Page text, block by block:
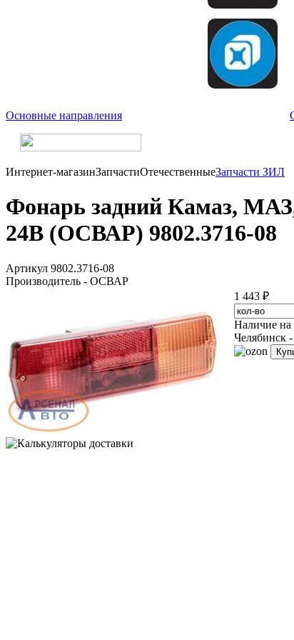
Основные направления
Интернет-магазинЗапчастиОтечественныеЗапчасти ЗИЛ
Фонарь задний Камаз,
24В (ОСВАР) 9802.3716-08
Артикул 9802.3716-08
Производитель - ОСВАР
1 443 ₽
Наличие на
Челябинск -